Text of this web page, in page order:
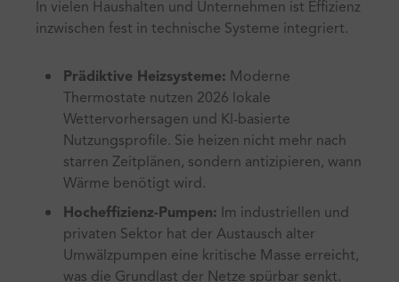
In vielen Haushalten und Unternehmen ist Effizienz
inzwischen fest in technische Systeme integriert.
Prädiktive Heizsysteme: Moderne
Thermostate nutzen 2026 lokale
Wettervorhersagen und KI-basierte
Nutzungsprofile. Sie heizen nicht mehr nach
starren Zeitplänen, sondern antizipieren, wann
Wärme benötigt wird.
Hocheffizienz-Pumpen: Im industriellen und
privaten Sektor hat der Austausch alter
Umwälzpumpen eine kritische Masse erreicht,
was die Grundlast der Netze spürbar senkt.